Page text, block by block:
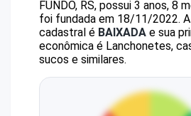
FUNDO, RS, possui 3 anos, 8
foi fundada em 18/11/2022.
cadastral é BAIXADA e sua
econômica é Lanchonetes,
sucos e similares.